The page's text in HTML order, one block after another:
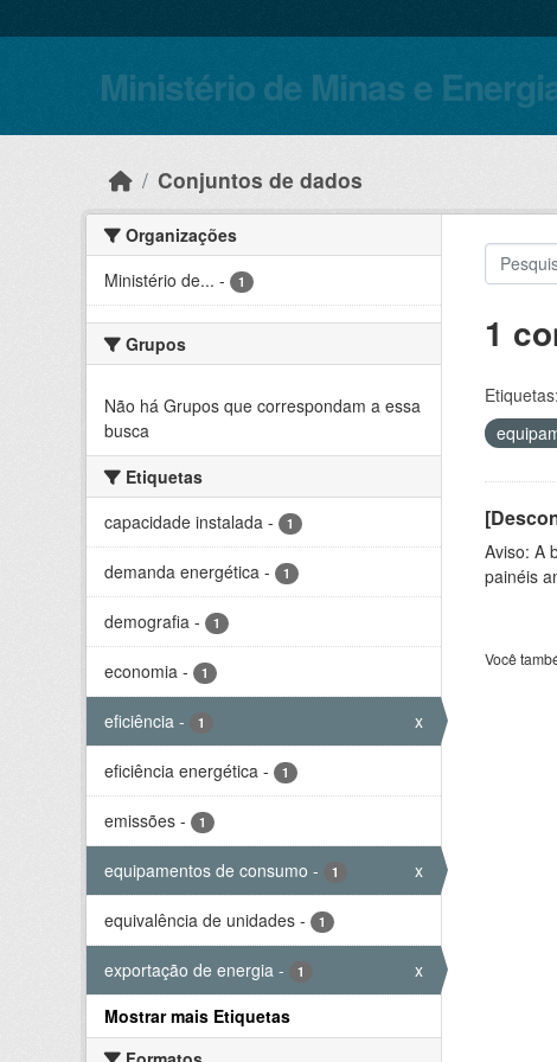
Ministério de Minas e
Conjuntos de dados
Organizações
Ministério de... - 1
Grupos
Não há Grupos que correspondam a essa
busca
Etiquetas
capacidade instalada - 1
demanda energética - 1
demografia - 1
economia - 1
eficiência - 1 x
eficiência energética - 1
emissões - 1
equipamentos de consumo - 1 x
equivalência de unidades - 1
exportação de energia - 1
x
Mostrar mais Etiquetas
1
Etiquetas:
Aviso: A
painéis
Você